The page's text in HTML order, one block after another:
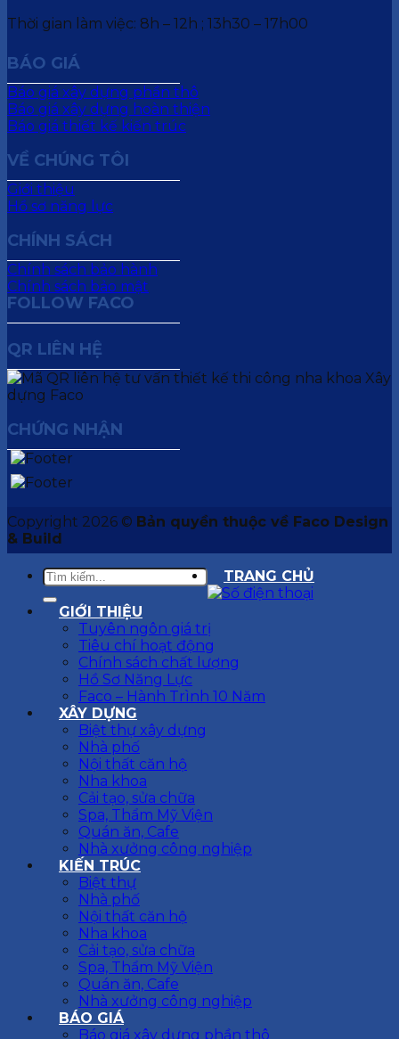
Thời gian làm việc: 8h – 12h ; 13h30 – 17h00
BÁO GIÁ
Báo giá xây dựng phần thô
Báo giá xây dựng hoàn thiện
Báo giá thiết kế kiến trúc
VỀ CHÚNG TÔI
Giới thiệu
Hồ sơ năng lực
CHÍNH SÁCH
Chính sách bảo hành
Chính sách bảo mật
FOLLOW FACO
QR LIÊN HỆ
CHỨNG NHẬN
Copyright 2026 © Bản quyền thuộc về Faco Design
& Build
TRANG CHỦ
GIỚI THIỆU
Tuyên ngôn giá trị
Tiêu chí hoạt động
Chính sách chất lượng
Hồ Sơ Năng Lực
Faco – Hành Trình 10 Năm
XÂY DỰNG
Biệt thự xây dựng
Nhà phố
Nội thất căn hộ
Nha khoa
Cải tạo, sửa chữa
Spa, Thẩm Mỹ Viện
Quán ăn, Cafe
Nhà xưởng công nghiệp
KIẾN TRÚC
Biệt thự
Nhà phố
Nội thất căn hộ
Nha khoa
Cải tạo, sửa chữa
Spa, Thẩm Mỹ Viện
Quán ăn, Cafe
Nhà xưởng công nghiệp
BÁO GIÁ
Báo giá xây dựng phần thô